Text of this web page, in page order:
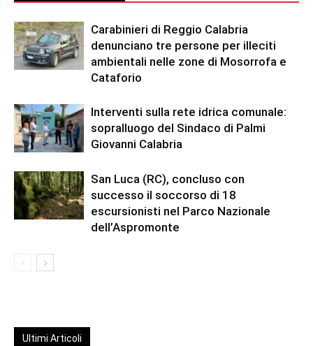
Carabinieri di Reggio Calabria
denunciano tre persone per illeciti
ambientali nelle zone di Mosorrofa e
Cataforio
Interventi sulla rete idrica comunale:
sopralluogo del Sindaco di Palmi
Giovanni Calabria
San Luca (RC), concluso con
successo il soccorso di 18
escursionisti nel Parco Nazionale
dell’Aspromonte
Ultimi Articoli